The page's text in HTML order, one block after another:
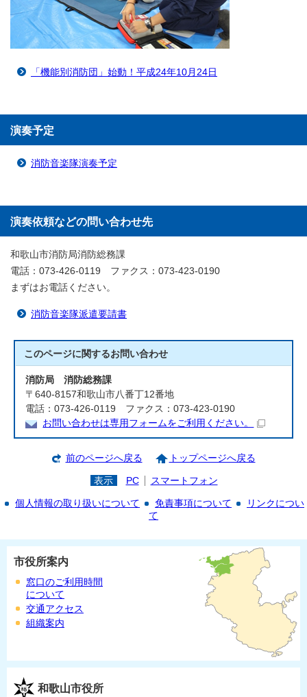
「機能別消防団」始動！平成24年10月24日
演奏予定
消防音楽隊演奏予定
演奏依頼などの問い合わせ先
和歌山市消防局消防総務課
電話：073-426-0119 ファクス：073-423-0190
まずはお電話ください。
消防音楽隊派遣要請書
このページに関するお問い合わせ
消防局 消防総務課
〒640-8157和歌山市八番丁12番地
電話：073-426-0119 ファクス：073-423-0190
お問い合わせは専用フォームをご利用ください。
前のページへ戻る トップページへ戻る
表示 PC スマートフォン
個人情報の取り扱いについて 免責事項について
リンクについ
て
市役所案内
窓口のご利用時間
について
交通アクセス
組織案内
和歌山市役所